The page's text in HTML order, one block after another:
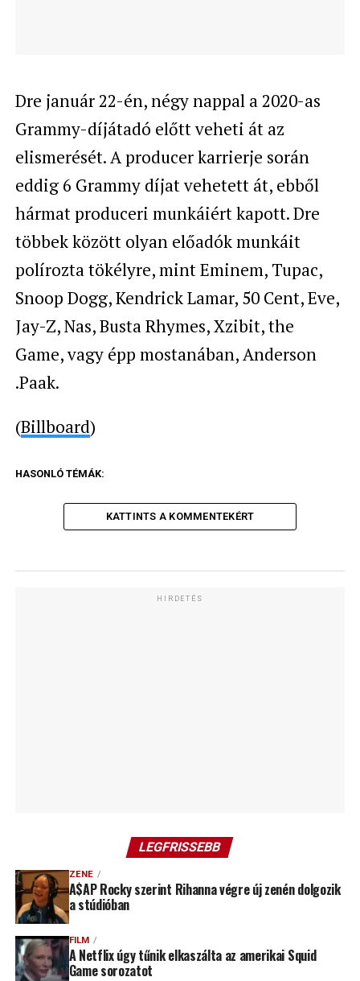
Dre január 22-én, négy nappal a 2020-as
Grammy-díjátadó előtt veheti át az
elismerését. A producer karrierje során
eddig 6 Grammy díjat vehetett át, ebből
hármat produceri munkáiért kapott. Dre
többek között olyan előadók munkáit
polírozta tökélyre, mintEminem, Tupac,
Snoop Dogg, Kendrick Lamar, 50 Cent, Eve,
Jay-Z, Nas, Busta Rhymes, Xzibit, the
Game, vagy épp mostanában, Anderson
.Paak.
(Billboard)
HASONLÓ TÉMÁK:
KATTINTS A KOMMENTEKÉRT
HIRDETÉS
LEGFRISSEBB
ZENE
A$AP Rocky szerint Rihanna végre új zenén dolgozik
a stúdióban
FILM
A Netflix úgy tűnik elkaszálta az amerikai Squid
Game sorozatot